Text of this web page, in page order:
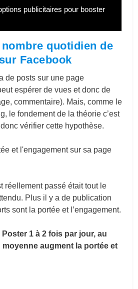
publicitaires pour booster
quotidien de
Facebook
de posts sur une page
espérer de vues et donc de
commentaire). Mais, comme le
le fondement de la théorie c’est
vérifier cette hypothèse.
réellement passé était tout le
Plus il y a de publication
sont la portée et l’engagement.
1 à 2 fois par jour, au
moyenne augment la portée et